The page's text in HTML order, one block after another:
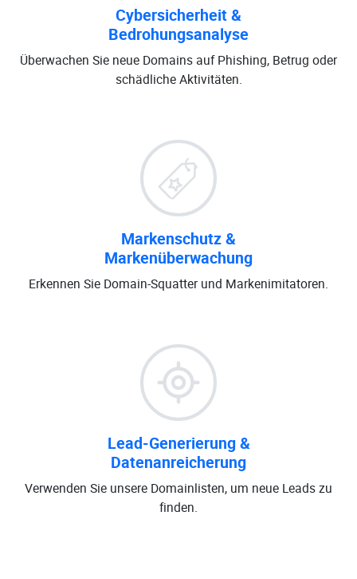
Cybersicherheit &
Bedrohungsanalyse
Überwachen Sie neue Domains auf Phishing, Betrug oder
schädliche Aktivitäten.
Markenschutz &
Markenüberwachung
Erkennen Sie Domain-Squatter und Markenimitatoren.
Lead-Generierung &
Datenanreicherung
Verwenden Sie unsere Domainlisten, um neue Leads zu
finden.